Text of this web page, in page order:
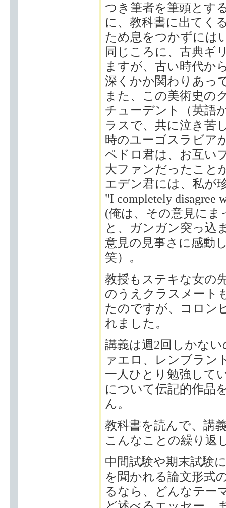
つき筆者を筆頭とす
に、教科書に出てく
ため息をつかずには
同じころに、古典ギ
ますが、古い時代か
深くかか関わりあっ
また、この美術史の
チューデント（英語
ラスで、共に泣き苦
時のユーゴスラビア
ペドロ君は、お互い
大ファンだったこと
エデン君には、私が
"I completely disagree
(俺は、その意見にま
と、ガンガン突っ込
意見の見事さに感動
笑）。
教授もステキな女の
のうえクラスメート
たのですが、コロン
れました。
講義は週2回しかな
ァエロ、レンブラン
一人ひとり勉強して
について伝記的作品
ん。
教科書を読んで、講
こんなことの繰り返
中間試験や期末試験
を聞かれる論文形式
るなら、どんなテー